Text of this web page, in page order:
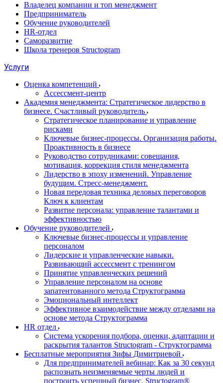
Владелец компании и топ менеджмент
Предприниматель
Обучение руководителей
HR-отдел
Саморазвитие
Школа тренеров Structogram
Услуги
Оценка компетенций
Ассессмент-центр
Академия менеджмента: Стратегическое лидерство в
бизнесе. Счастливый руководитель
Стратегическое планирование и управление
рисками
Ключевые бизнес-процессы. Организация работы.
Проактивность в бизнесе
Руководство сотрудниками: совещания,
мотивация, коррекция стиля менеджмента
Лидерство в эпоху изменений. Управление
будущим. Стресс-менеджмент.
Новая передовая техника деловых переговоров
Ключ к клиентам
Развитие персонала: управление талантами и
эффективностью
Обучение руководителей
Ключевые бизнес-процессы и управление
персоналом
Лидерские и управленческие навыки.
Развивающий ассессмент с тренингом
Принятие управленческих решений
Управление персоналом на основе
запатентованного метода Структограмма
Эмоциональный интеллект
Эффективное взаимодействие между отделами на
основе метода Структограмма
HR отдел
Система ускорения подбора, оценки, адаптации и
раскрытия талантов Structogram - Структограмма
Бесплатные мероприятия Зифы Димитриевой
Для предпринимателей вебинар: Как за 30 секунд
распознать неизменяемые черты людей и
построить успешный бизнес. Structogram®